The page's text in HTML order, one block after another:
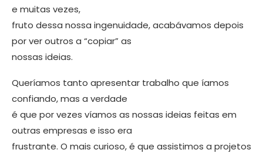
e muitas vezes,
fruto dessa nossa ingenuidade, acabá­vamos depois
por ver outros a “copiar” as
nossas ideias.
Queríamos tanto apresentar traba­lho que íamos
confiando, mas a ver­dade
é que por vezes víamos as nossas ideias feitas em
outras empresas e isso era
frustrante. O mais curioso, é que assistimos a projetos